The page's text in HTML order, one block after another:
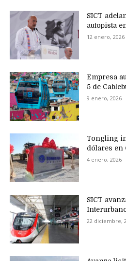
SICT
autopista
12 enero, 2026
Empresa
5 de
9 enero, 2026
Tongling
dólares en
4 enero, 2026
SICT
22 diciembre,